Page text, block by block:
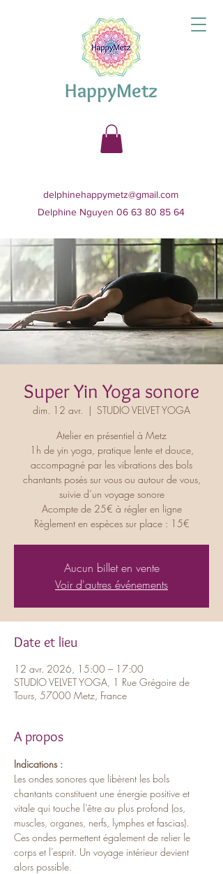
HappyMetz
delphinehappymetz@gmail.com
Delphine Nguyen 06 63 80 85 64
Super Yin Yoga sonore
dim. 12 avr.
  |
STUDIO VELVET YOGA
Atelier en présentiel à Metz
1h de yin yoga, pratique lente et douce,
accompagné par les vibrations des bols
chantants posés sur vous ou autour de vous,
suivie d’un voyage sonore
Acompte de 25€ à régler en ligne
Règlement en espèces sur place : 15€
Aucun billet en vente
Voir d'autres événements
Date et lieu
12 avr. 2026, 15:00 – 17:00
STUDIO VELVET YOGA, 1 Rue Grégoire de
Tours, 57000 Metz, France
A propos
Indications :
Les ondes sonores que libèrent les bols
chantants constituent une énergie positive et
vitale qui touche l’être au plus profond (os,
muscles, organes, nerfs, lymphes et fascias).
Ces ondes permettent également de relier le
corps et l’esprit. Un voyage intérieur devient
alors possible.